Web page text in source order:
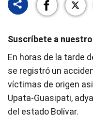
Suscríbete a
En horas de la tarde
se registró un
víctimas de origen
Upata-Guasipati,
del estado Bolívar.